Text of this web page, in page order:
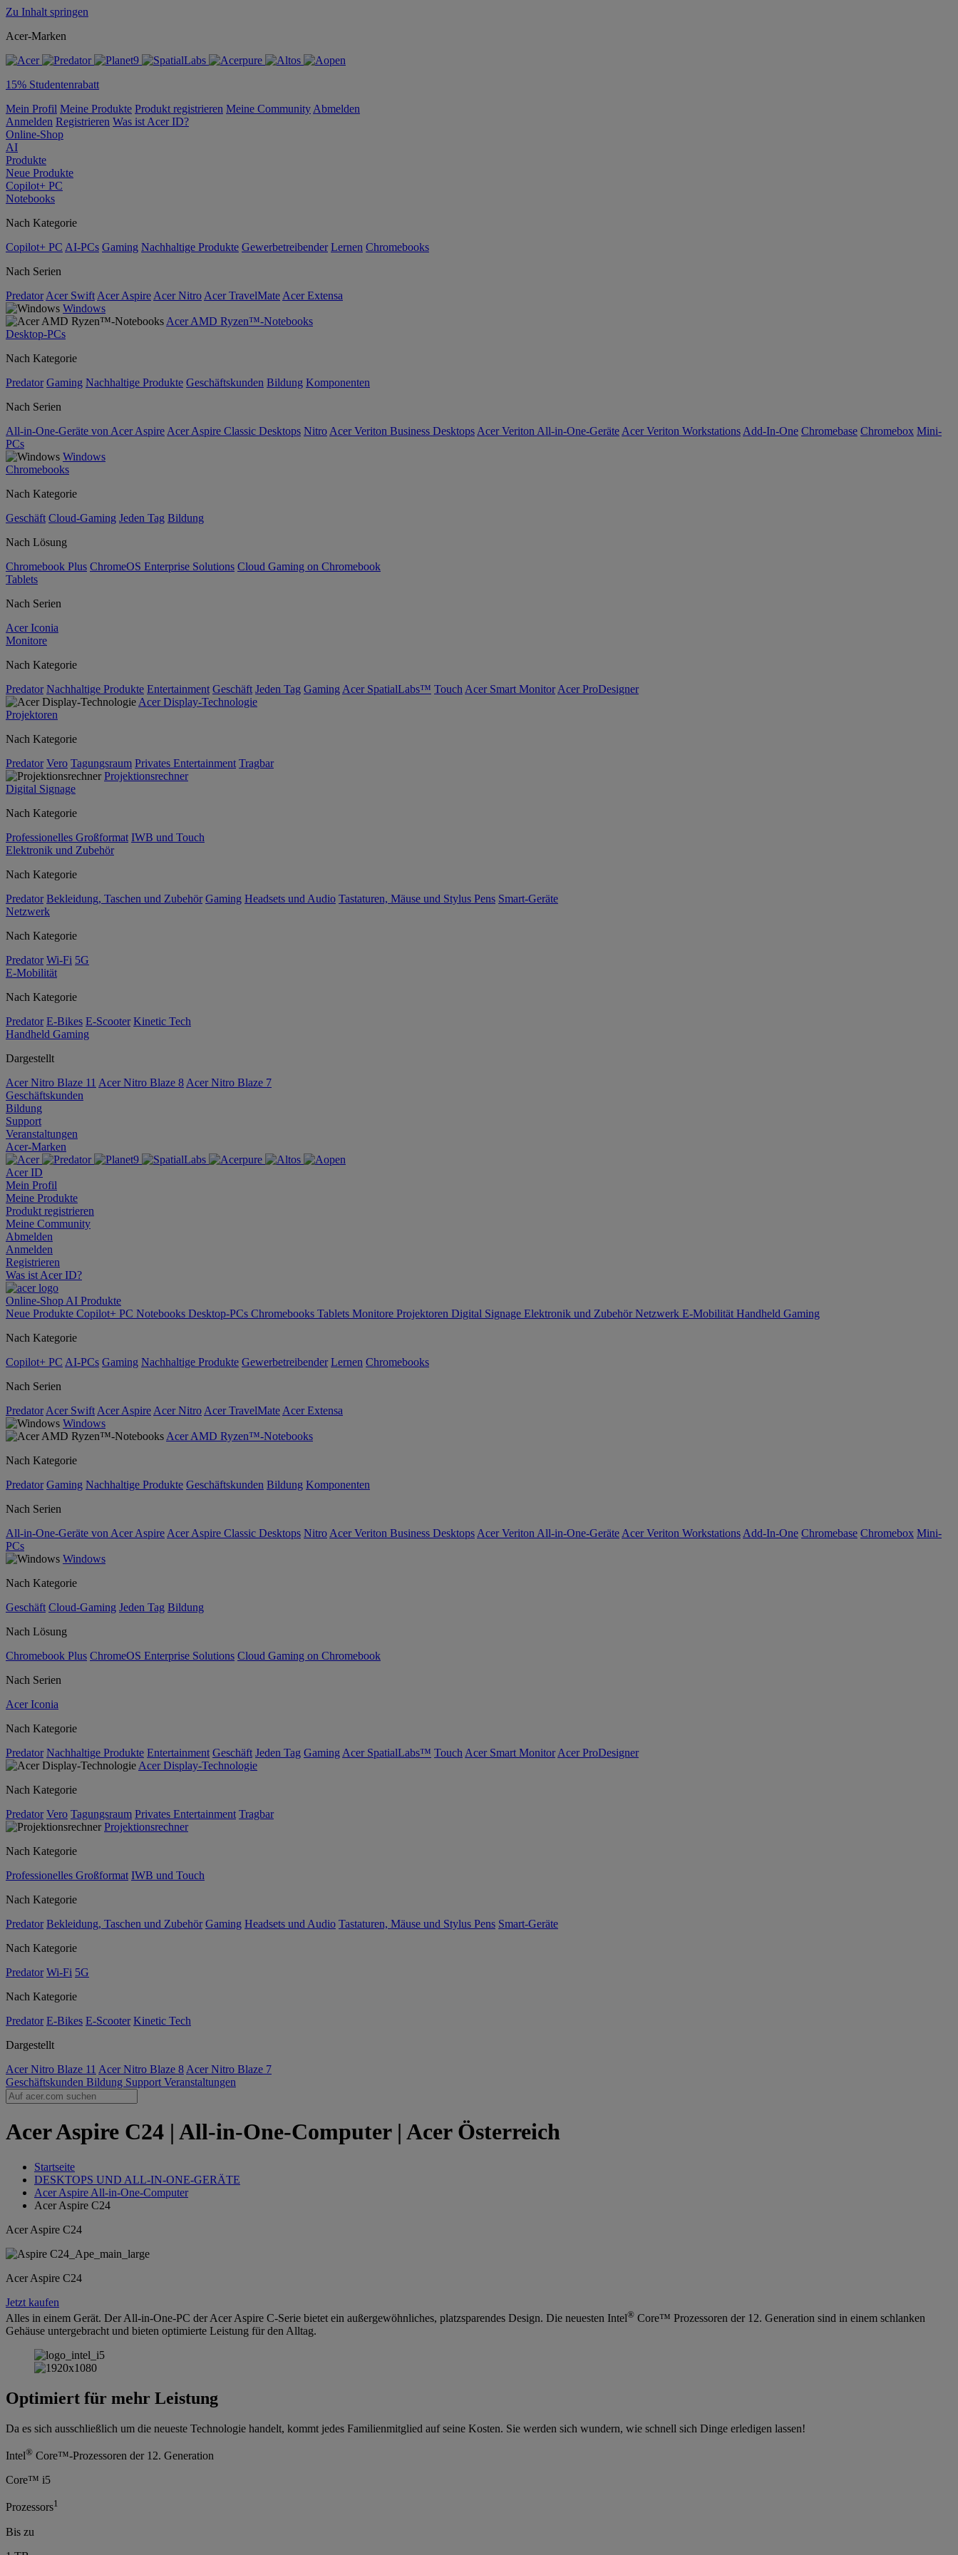
Zu Inhalt springen
Acer-Marken
15% Studentenrabatt
Mein Profil Meine Produkte Produkt registrieren Meine Community Abmelden
Anmelden Registrieren Was ist Acer ID?
Online-Shop
AI
Produkte
Neue Produkte
Copilot+ PC
Notebooks
Nach Kategorie
Copilot+ PC AI-PCs Gaming Nachhaltige Produkte Gewerbetreibender Lernen Chromebooks
Nach Serien
Predator Acer Swift Acer Aspire Acer Nitro Acer TravelMate Acer Extensa
Windows
Acer AMD Ryzen™-Notebooks
Desktop-PCs
Nach Kategorie
Predator Gaming Nachhaltige Produkte Geschäftskunden Bildung Komponenten
Nach Serien
All-in-One-Geräte von Acer Aspire Acer Aspire Classic Desktops Nitro Acer Veriton Business Desktops Acer Veriton All-in-One-Geräte Acer Veriton Workstations Add-In-One Chromebase Chromebox Mini-
PCs
Windows
Chromebooks
Nach Kategorie
Geschäft Cloud-Gaming Jeden Tag Bildung
Nach Lösung
Chromebook Plus ChromeOS Enterprise Solutions Cloud Gaming on Chromebook
Tablets
Nach Serien
Acer Iconia
Monitore
Nach Kategorie
Predator Nachhaltige Produkte Entertainment Geschäft Jeden Tag Gaming Acer SpatialLabs™ Touch Acer Smart Monitor Acer ProDesigner
Acer Display-Technologie
Projektoren
Nach Kategorie
Predator Vero Tagungsraum Privates Entertainment Tragbar
Projektionsrechner
Digital Signage
Nach Kategorie
Professionelles Großformat IWB und Touch
Elektronik und Zubehör
Nach Kategorie
Predator Bekleidung, Taschen und Zubehör Gaming Headsets und Audio Tastaturen, Mäuse und Stylus Pens Smart-Geräte
Netzwerk
Nach Kategorie
Predator Wi-Fi 5G
E-Mobilität
Nach Kategorie
Predator E-Bikes E-Scooter Kinetic Tech
Handheld Gaming
Dargestellt
Acer Nitro Blaze 11 Acer Nitro Blaze 8 Acer Nitro Blaze 7
Geschäftskunden
Bildung
Support
Veranstaltungen
Acer-Marken
Acer ID
Mein Profil
Meine Produkte
Produkt registrieren
Meine Community
Abmelden
Anmelden
Registrieren
Was ist Acer ID?
Online-Shop AI Produkte
Neue Produkte Copilot+ PC Notebooks Desktop-PCs Chromebooks Tablets Monitore Projektoren Digital Signage Elektronik und ZubehörNetzwerk E-Mobilität Handheld Gaming
Nach Kategorie
Copilot+ PC AI-PCs Gaming Nachhaltige Produkte Gewerbetreibender Lernen Chromebooks
Nach Serien
Predator Acer Swift Acer Aspire Acer Nitro Acer TravelMate Acer Extensa
Windows
Acer AMD Ryzen™-Notebooks
Nach Kategorie
Predator Gaming Nachhaltige Produkte Geschäftskunden Bildung Komponenten
Nach Serien
All-in-One-Geräte von Acer Aspire Acer Aspire Classic Desktops Nitro Acer Veriton Business Desktops Acer Veriton All-in-One-Geräte Acer Veriton Workstations Add-In-One Chromebase Chromebox Mini-
PCs
Windows
Nach Kategorie
Geschäft Cloud-Gaming Jeden Tag Bildung
Nach Lösung
Chromebook Plus ChromeOS Enterprise Solutions Cloud Gaming on Chromebook
Nach Serien
Acer Iconia
Nach Kategorie
Predator Nachhaltige Produkte Entertainment Geschäft Jeden Tag Gaming Acer SpatialLabs™ Touch Acer Smart Monitor Acer ProDesigner
Acer Display-Technologie
Nach Kategorie
Predator Vero Tagungsraum Privates Entertainment Tragbar
Projektionsrechner
Nach Kategorie
Professionelles Großformat IWB und Touch
Nach Kategorie
Predator Bekleidung, Taschen und Zubehör Gaming Headsets und Audio Tastaturen, Mäuse und Stylus Pens Smart-Geräte
Nach Kategorie
Predator Wi-Fi 5G
Nach Kategorie
Predator E-Bikes E-Scooter Kinetic Tech
Dargestellt
Acer Nitro Blaze 11 Acer Nitro Blaze 8 Acer Nitro Blaze 7
Geschäftskunden Bildung Support Veranstaltungen
Acer Aspire C24 | All-in-One-Computer | Acer Österreich
Startseite
DESKTOPS UND ALL-IN-ONE-GERÄTE
Acer Aspire All-in-One-Computer
Acer Aspire C24
Acer Aspire C24
Acer Aspire C24
Jetzt kaufen
Alles in einem Gerät. Der All-in-One-PC der Acer Aspire C-Serie bietet ein außergewöhnliches, platzsparendes Design. Die neuesten Intel® Core™ Prozessoren der 12. Generation sind in einem schlanken
Gehäuse untergebracht und bieten optimierte Leistung für den Alltag.
Optimiert für mehr Leistung
Da es sich ausschließlich um die neueste Technologie handelt, kommt jedes Familienmitglied auf seine Kosten. Sie werden sich wundern, wie schnell sich Dinge erledigen lassen!
Intel® Core™-Prozessoren der 12. Generation
Core™ i5
Prozessors1
Bis zu